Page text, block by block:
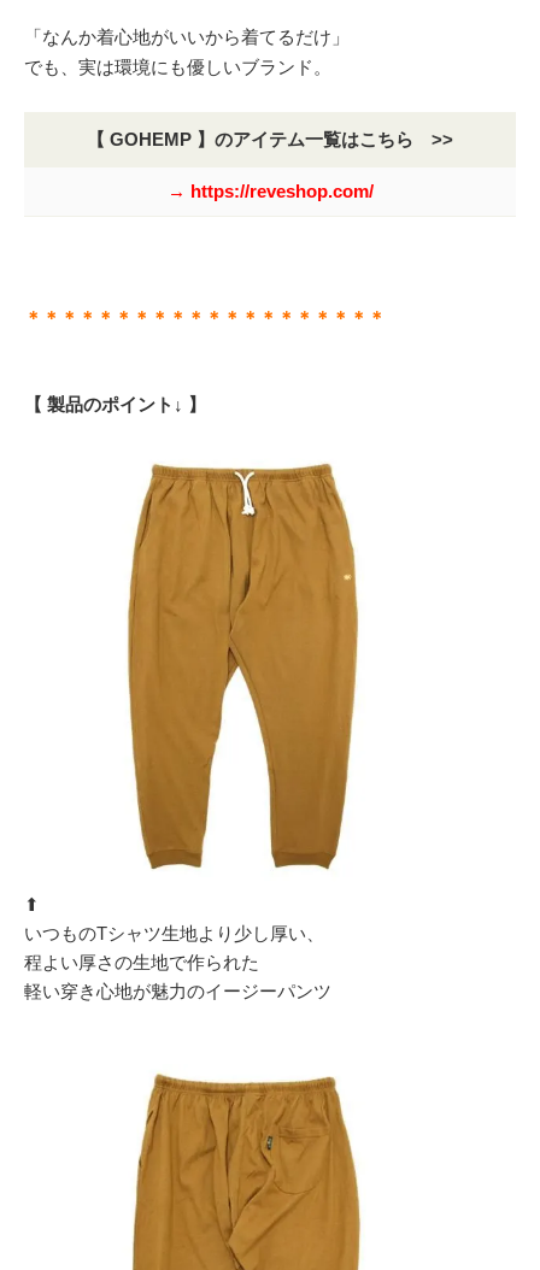
「なんか着心地がいいから着てるだけ」
でも、実は環境にも優しいブランド。
【 GOHEMP 】のアイテム一覧はこちら >>
→ https://reveshop.com/
＊＊＊＊＊＊＊＊＊＊＊＊＊＊＊＊＊＊＊＊
【 製品のポイント↓ 】
⬆︎
いつものTシャツ生地より少し厚い、
程よい厚さの生地で作られた
軽い穿き心地が魅力のイージーパンツ